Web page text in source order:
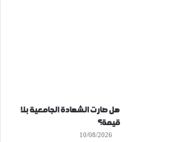
هل صارت الشهادة الجامعية بلا
قيمة؟
10/08/2026